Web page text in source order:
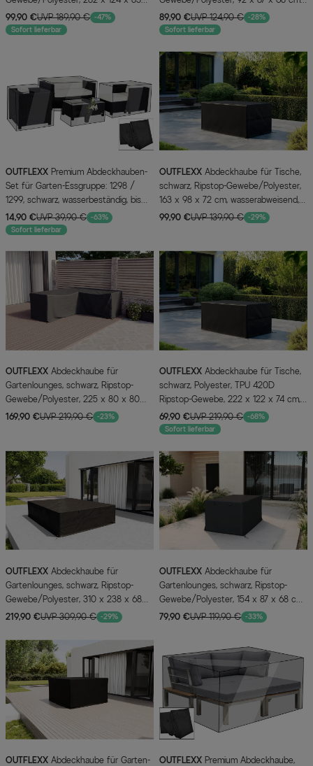
cm, wasserabweisend, UV-Schutz
99,90 €UVP 189,90 € -47%
Sofort lieferbar
wasserabweisend, UV-Schutz
89,90 €UVP 124,90 € -28%
Sofort lieferbar
OUTFLEXX
Set für Garten-Essgruppe: 1298 /
1299, schwarz, wasserbeständig, bis
2015er Version
14,90 €UVP 39,90 € -63%
Sofort lieferbar
OUTFLEXX
schwarz, Ripstop-Gewebe/Polyester,
163 x 98 x 72 cm, wasserabweisend,
UV-Schutz
99,90 €UVP 139,90 € -29%
OUTFLEXX
Gartenlounges, schwarz, Ripstop-
Gewebe/Polyester, 225 x 80 x 80
cm, wasserabweisend, UV-Schutz
169,90 €UVP 219,90 € -23%
OUTFLEXX
schwarz, Polyester, TPU 420D
Ripstop-Gewebe, 222 x 122 x 74 cm,
mit Kordelzug
69,90 €UVP 219,90 € -68%
Sofort lieferbar
OUTFLEXX
Gartenlounges, schwarz, Ripstop-
Gewebe/Polyester, 310 x 238 x 68
cm, wasserabweisend, UV-Schutz
219,90 €UVP 309,90 € -29%
OUTFLEXX
Gartenlounges, schwarz, Ripstop-
Gewebe/Polyester, 154 x 87 x 68 cm,
wasserabweisend, UV-Schutz
79,90 €UVP 119,90 € -33%
OUTFLEXX OUTFLEXX